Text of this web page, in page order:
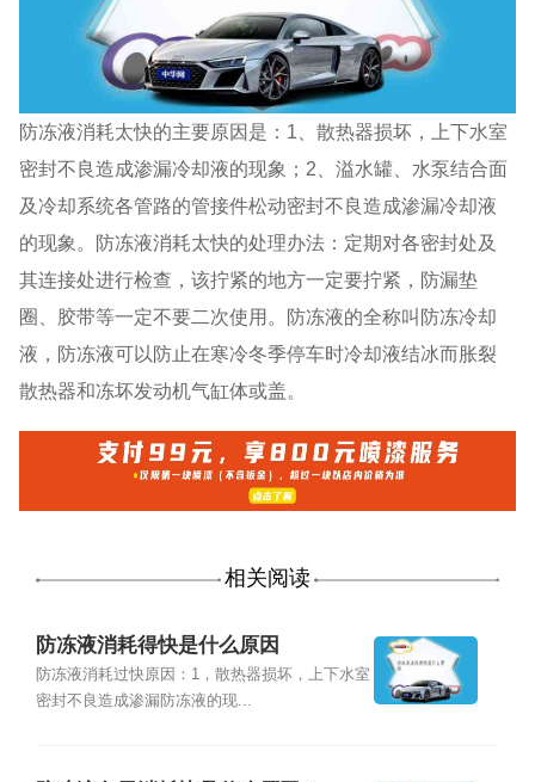
防冻液消耗太快的主要原因是：1、散热器损坏，上下水室
密封不良造成渗漏冷却液的现象；2、溢水罐、水泵结合面
及冷却系统各管路的管接件松动密封不良造成渗漏冷却液
的现象。防冻液消耗太快的处理办法：定期对各密封处及
其连接处进行检查，该拧紧的地方一定要拧紧，防漏垫
圈、胶带等一定不要二次使用。防冻液的全称叫防冻冷却
液，防冻液可以防止在寒冷冬季停车时冷却液结冰而胀裂
散热器和冻坏发动机气缸体或盖。
相关阅读
防冻液消耗得快是什么原因
防冻液消耗过快原因：1，散热器损坏，上下水室
密封不良造成渗漏防冻液的现...